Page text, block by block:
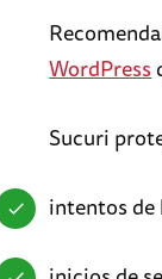
WordPress
Sucuri
intentos de